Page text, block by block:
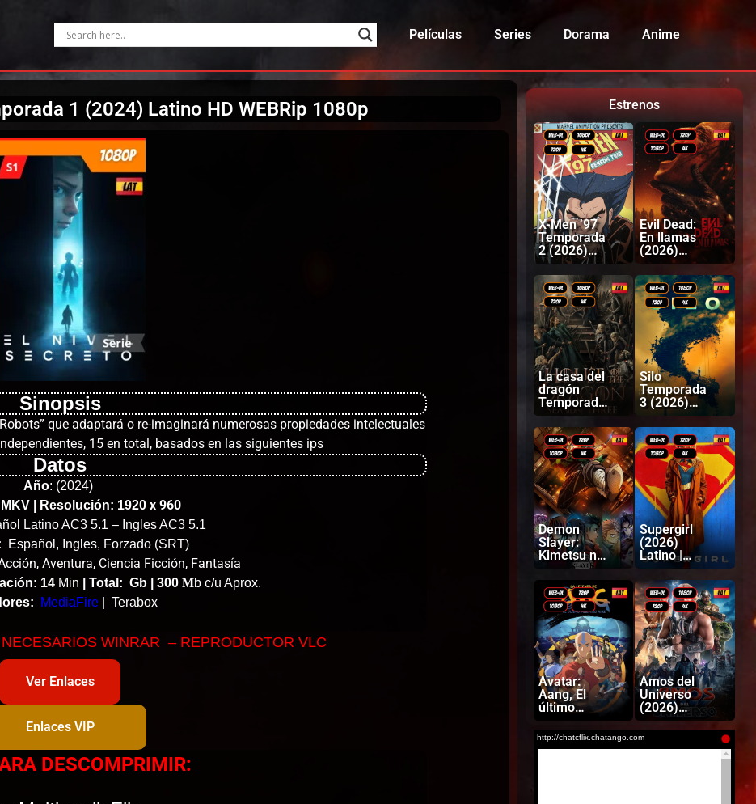
Películas Series Dorama Anime
1 (2024) Latino HD WEBRip 1080p
Sinopsis
que adaptará o re-imaginará numerosas propiedades intelectuales
15 en total, basados en las siguientes ips
Datos
Año: (2024)
| Resolución: 1920x 960
Latino AC3 5.1 – Ingles AC3 5.1
Español, Ingles, Forzado (SRT)
Aventura, Ciencia Ficción, Fantasía
14 Min |Total: Gb | 300Mb c/u Aprox.
MediaFire| Terabox
WINRAR – REPRODUCTOR VLC
Ver Enlaces
Enlaces VIP
DESCOMPRIMIR:
Estrenos
X-Men ’97
Temporada
2 (2026)
Latino |
Inglés
Evil Dead:
En llamas
(2026)
Latino |
Inglés
La casa del
dragón
Temporada
3 (2026)
Latino |
Ingles
Silo
Temporada
3 (2026)
Latino |
Inglés
Demon
Slayer:
Kimetsu no
Castillo
infinito
(2025)
Latino |
Japonés
Supergirl
(2026)
Latino |
Inglés
Avatar:
Aang, El
último
Maestro
Aire (2026)
Latino |
Amos del
Universo
(2026)
Latino |
Inglés